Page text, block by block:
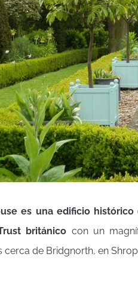
es una edificio
británico con un
de Bridgnorth, en